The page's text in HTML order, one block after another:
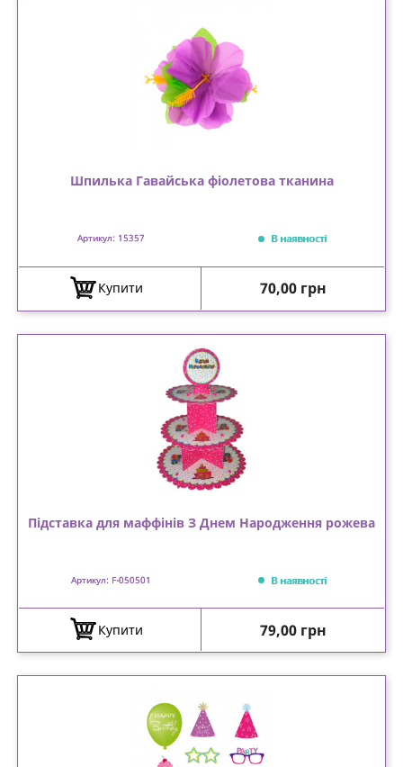
Шпилька Гавайська фіолетова тканина
Артикул: 15357 В наявності
Купити Ціна
70,00 грн
Підставка для маффінів З Днем Народження рожева
Артикул: F-050501 В наявності
Купити Ціна
79,00 грн